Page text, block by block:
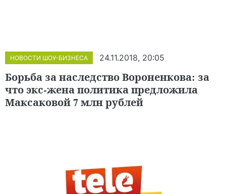
НОВОСТИ ШОУ-БИЗНЕСА 24.11.2018, 20:05
Борьба за наследство Вороненкова: за
что экс-жена политика предложила
Максаковой 7 млн рублей